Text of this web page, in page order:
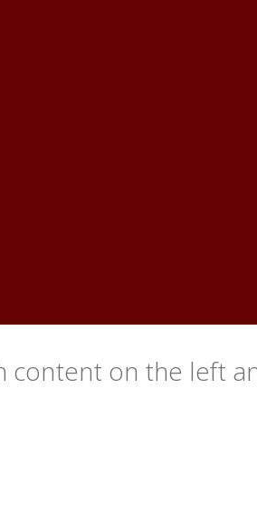
content on the left